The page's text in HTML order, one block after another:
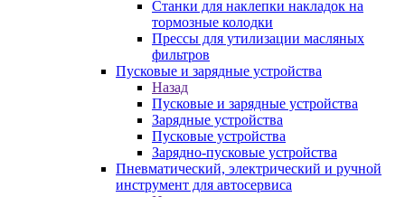
Станки для наклепки накладок на
тормозные колодки
Прессы для утилизации масляных
фильтров
Пусковые и зарядные устройства
Назад
Пусковые и зарядные устройства
Зарядные устройства
Пусковые устройства
Зарядно-пусковые устройства
Пневматический, электрический и ручной
инструмент для автосервиса